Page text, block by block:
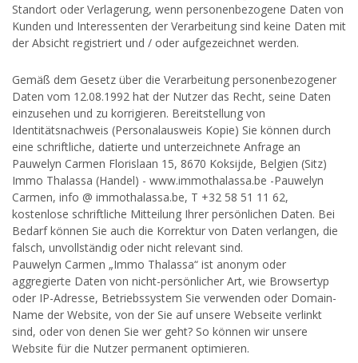
Standort oder Verlagerung, wenn personenbezogene Daten von
Kunden und Interessenten der Verarbeitung sind keine Daten mit
der Absicht registriert und / oder aufgezeichnet werden.
Gemäß dem Gesetz über die Verarbeitung personenbezogener
Daten vom 12.08.1992 hat der Nutzer das Recht, seine Daten
einzusehen und zu korrigieren. Bereitstellung von
Identitätsnachweis (Personalausweis Kopie) Sie können durch
eine schriftliche, datierte und unterzeichnete Anfrage an
Pauwelyn Carmen Florislaan 15, 8670 Koksijde, Belgien (Sitz)
Immo Thalassa (Handel) - www.immothalassa.be -Pauwelyn
Carmen, info @ immothalassa.be, T +32 58 51 11 62,
kostenlose schriftliche Mitteilung Ihrer persönlichen Daten. Bei
Bedarf können Sie auch die Korrektur von Daten verlangen, die
falsch, unvollständig oder nicht relevant sind.
Pauwelyn Carmen „Immo Thalassa“ ist anonym oder
aggregierte Daten von nicht-persönlicher Art, wie Browsertyp
oder IP-Adresse, Betriebssystem Sie verwenden oder Domain-
Name der Website, von der Sie auf unsere Webseite verlinkt
sind, oder von denen Sie wer geht? So können wir unsere
Website für die Nutzer permanent optimieren.